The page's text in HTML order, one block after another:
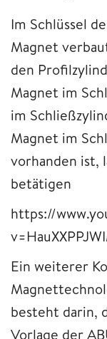
Im Schlüssel
Magnet
den
Magnet im
im
Magnet im
vorhanden ist,
betätigen
https://
Ein weiterer
besteht darin,
Vorlage der